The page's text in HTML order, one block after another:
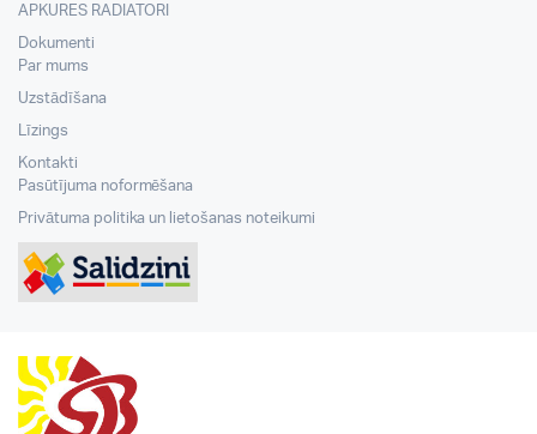
APKURES RADIATORI
Dokumenti
Par mums
Uzstādīšana
Līzings
Kontakti
Pasūtījuma noformēšana
Privātuma politika un lietošanas noteikumi